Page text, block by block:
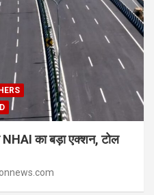
का बड़ा एक्शन, टोल